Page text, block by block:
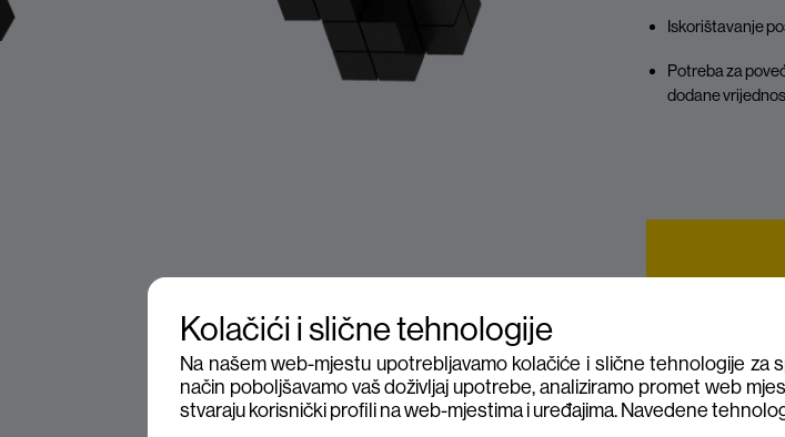
Iskorištavanje
Potreba za
dodane
potrebno
od svih
Kolačići i slične tehnologije
Na našem web-mjestu upotrebljavamo kolačiće i slične tehnologije za
način poboljšavamo vaš doživljaj upotrebe, analiziramo promet web
stvaraju korisnički profili na web-mjestima i uređajima. Navedene